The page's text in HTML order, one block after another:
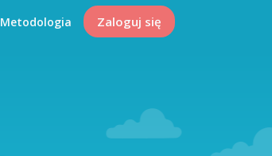
Metodologia Zaloguj się